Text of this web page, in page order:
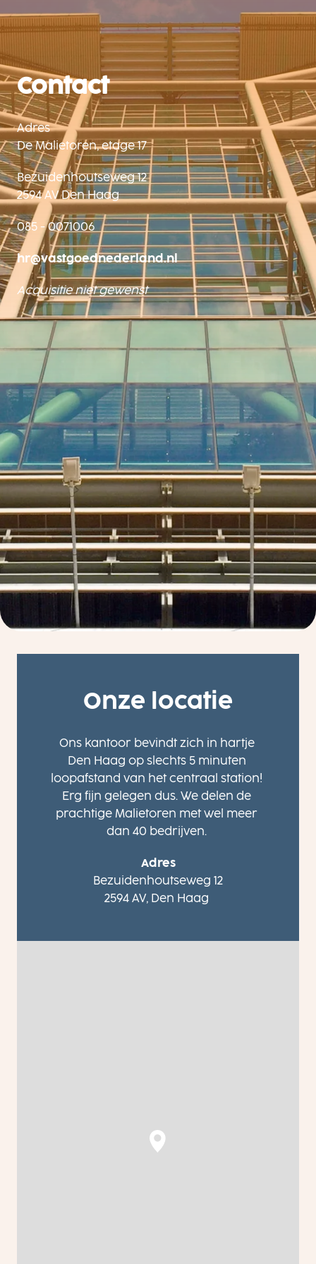
Contact
Adres
De Malietoren, etage 17
Bezuidenhoutseweg 12
2594 AV Den Haag
085 - 0071006
hr@vastgoednederland.nl
Acquisitie niet gewenst
Onze locatie
Ons kantoor bevindt zich in hartje
Den Haag op slechts 5 minuten
loopafstand van het centraal station!
Erg fijn gelegen dus. We delen de
prachtige Malietoren met wel meer
dan 40 bedrijven.
Adres
Bezuidenhoutseweg 12
2594 AV, Den Haag